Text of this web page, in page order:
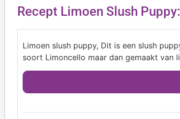
Recept Limoen Slush Puppy:
Limoen slush puppy, Dit is een slush
soort Limoncello maar dan gemaakt van